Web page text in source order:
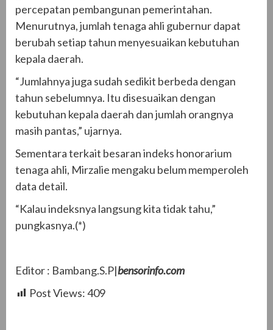
percepatan pembangunan pemerintahan.
Menurutnya, jumlah tenaga ahli gubernur dapat
berubah setiap tahun menyesuaikan kebutuhan
kepala daerah.
“Jumlahnya juga sudah sedikit berbeda dengan
tahun sebelumnya. Itu disesuaikan dengan
kebutuhan kepala daerah dan jumlah orangnya
masih pantas,” ujarnya.
Sementara terkait besaran indeks honorarium
tenaga ahli, Mirzalie mengaku belum memperoleh
data detail.
“Kalau indeksnya langsung kita tidak tahu,”
pungkasnya.(*)
Editor : Bambang.S.P|bensorinfo.com
Post Views:409